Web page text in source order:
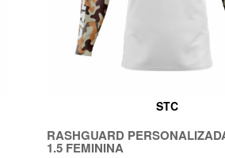
STC
RASHGUARD
1.5 FEMININA